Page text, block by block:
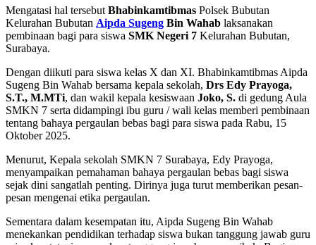
Mengatasi hal tersebut Bhabinkamtibmas Polsek Bubutan
Kelurahan Bubutan Aipda Sugeng Bin Wahab laksanakan
pembinaan bagi para siswa SMK Negeri 7 Kelurahan Bubutan,
Surabaya.
Dengan diikuti para siswa kelas X dan XI. Bhabinkamtibmas Aipda
Sugeng Bin Wahab bersama kepala sekolah, Drs Edy Prayoga,
S.T., M.MTi, dan wakil kepala kesiswaan Joko, S. di gedung Aula
SMKN 7 serta didampingi ibu guru / wali kelas memberi pembinaan
tentang bahaya pergaulan bebas bagi para siswa pada Rabu, 15
Oktober 2025.
Menurut, Kepala sekolah SMKN 7 Surabaya, Edy Prayoga,
menyampaikan pemahaman bahaya pergaulan bebas bagi siswa
sejak dini sangatlah penting. Dirinya juga turut memberikan pesan-
pesan mengenai etika pergaulan.
Sementara dalam kesempatan itu, Aipda Sugeng Bin Wahab
menekankan pendidikan terhadap siswa bukan tanggung jawab guru